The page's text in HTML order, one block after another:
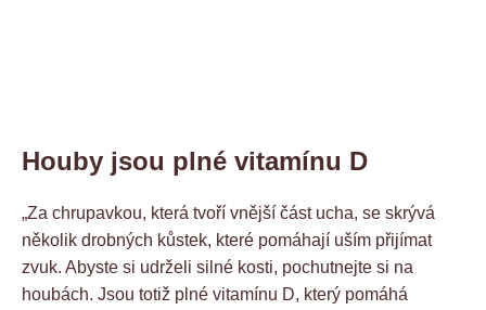
Houby jsou plné vitamínu D
„Za chrupavkou, která tvoří vnější část ucha, se skrývá
několik drobných kůstek, které pomáhají uším přijímat
zvuk. Abyste si udrželi silné kosti, pochutnejte si na
houbách. Jsou totiž plné vitamínu D, který pomáhá